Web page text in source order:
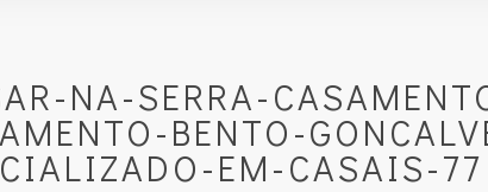
NA-SERRA-
BENTO-
EM-CASAIS-77